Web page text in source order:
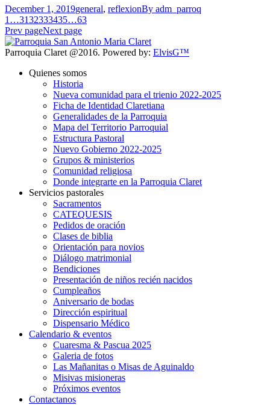
December 1, 2019general, reflexionBy adm_parroq
1 …3132333435…63
Prev pageNext page
Parroquia Claret @2016. Powered by: ElvisG™
Quienes somos
Historia
Nueva comunidad para el trienio 2022-2025
Ficha de Identidad Claretiana
Generalidades de la Parroquia
Mapa del Territorio Parroquial
Estructura Pastoral
Nuevo Gobierno 2022-2025
Grupos & ministerios
Comunidad religiosa
Donde integrarte en la Parroquia Claret
Servicios pastorales
Sacramentos
CATEQUESIS
Pedidos de oración
Clases de biblia
Orientación para novios
Diálogo matrimonial
Bendiciones
Presentación de niños recién nacidos
Cumpleaños
Aniversario de bodas
Dirección espiritual
Dispensario Médico
Calendario & eventos
Cuaresma & Pascua 2025
Galeria de fotos
Las Mañanitas o Misas de Aguinaldo
Misivas misioneras
Próximos eventos
Contactanos